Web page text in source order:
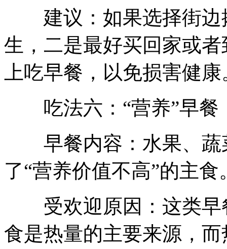
建议：如果选择街边
生，二是最好买回家或
上吃早餐，以免损害健康
吃法六：“营养”早餐
早餐内容：水果、蔬
了“营养价值不高”的主食
受欢迎原因：这类早
食是热量的主要来源，